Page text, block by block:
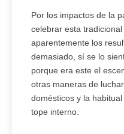
Por los impactos de la
celebrar esta
aparentemente los
demasiado, sí se lo
porque era este el
otras maneras de
domésticos y la
tope interno.